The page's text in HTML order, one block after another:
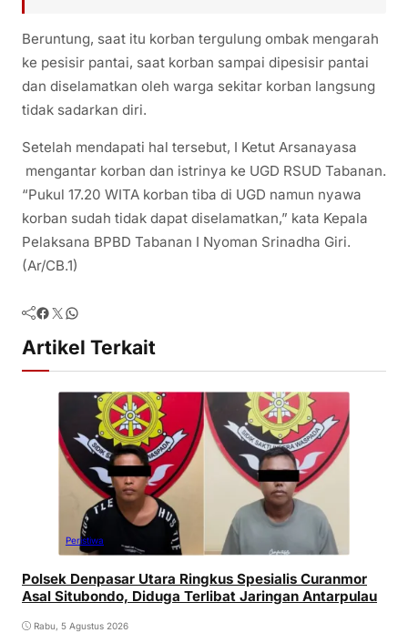
Beruntung, saat itu korban tergulung ombak mengarah
ke pesisir pantai, saat korban sampai dipesisir pantai
dan diselamatkan oleh warga sekitar korban langsung
tidak sadarkan diri.
Setelah mendapati hal tersebut, I Ketut Arsanayasa
mengantar korban dan istrinya ke UGD RSUD Tabanan.
“Pukul 17.20 WITA korban tiba di UGD namun nyawa
korban sudah tidak dapat diselamatkan,” kata Kepala
Pelaksana BPBD Tabanan I Nyoman Srinadha Giri.
(Ar/CB.1)
Facebook Twitter WhatsApp
Artikel Terkait
Peristiwa
Polsek Denpasar Utara Ringkus Spesialis Curanmor
Asal Situbondo, Diduga Terlibat Jaringan Antarpulau
Rabu, 5 Agustus 2026